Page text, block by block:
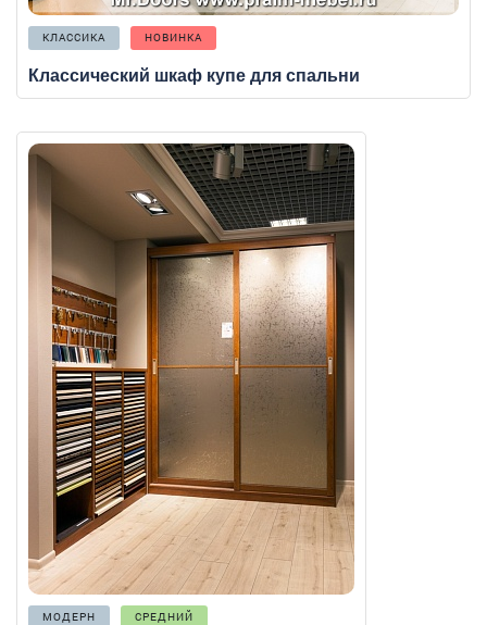
КЛАССИКА НОВИНКА
Классический шкаф купе для спальни
МОДЕРН СРЕДНИЙ